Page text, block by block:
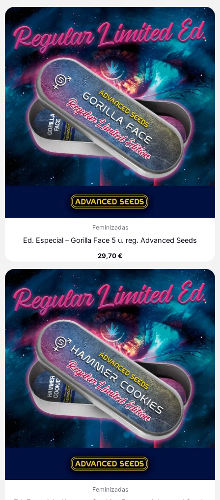
Feminizadas
Ed. Especial – Gorilla Face 5 u. reg. Advanced Seeds
29,70€
Feminizadas